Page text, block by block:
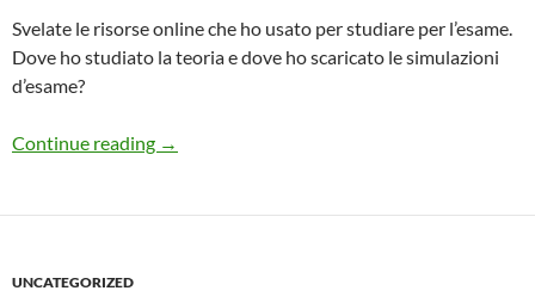
Svelate le risorse online che ho usato per studiare per l’esame.
Dove ho studiato la teoria e dove ho scaricato le simulazioni
d’esame?
Continue reading Risorse per Studiare e Passare Security+ 501
→
UNCATEGORIZED